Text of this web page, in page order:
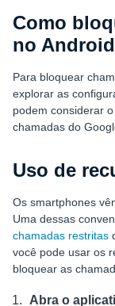
Como
no Android
Para bloquear
explorar as
podem considerar
chamadas do
Uso de
Os smartphones
Uma dessas
chamadas restritas
você pode usar os
bloquear as
Abra o